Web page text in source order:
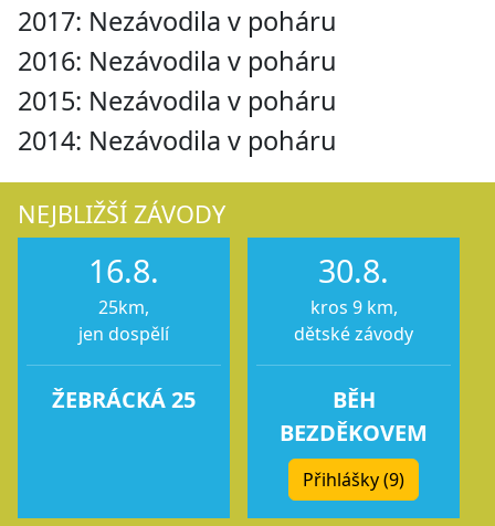
2017: Nezávodila v poháru
2016: Nezávodila v poháru
2015: Nezávodila v poháru
2014: Nezávodila v poháru
NEJBLIŽŠÍ ZÁVODY
16.8.
25km,
jen dospělí
ŽEBRÁCKÁ 25
30.8.
kros 9 km,
dětské závody
BĚH
BEZDĚKOVEM
Přihlášky (9)